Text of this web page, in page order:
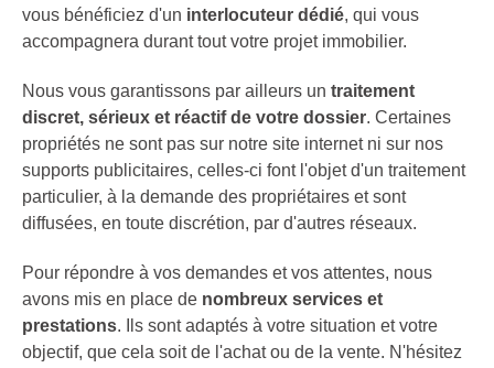
vous bénéficiez d'un interlocuteur dédié, qui vous
accompagnera durant tout votre projet immobilier.
Nous vous garantissons par ailleurs un traitement
discret, sérieux et réactif de votre dossier. Certaines
propriétés ne sont pas sur notre site internet ni sur nos
supports publicitaires, celles-ci font l'objet d'un traitement
particulier, à la demande des propriétaires et sont
diffusées, en toute discrétion, par d'autres réseaux.
Pour répondre à vos demandes et vos attentes, nous
avons mis en place de nombreux services et
prestations. Ils sont adaptés à votre situation et votre
objectif, que cela soit de l'achat ou de la vente. N'hésitez